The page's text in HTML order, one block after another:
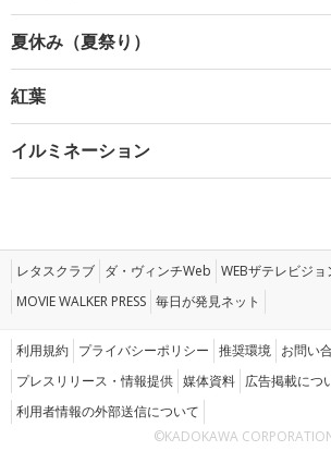
夏休み（夏祭り）
紅葉
イルミネーション
レタスクラブ ダ・ヴィンチWeb WEBザテレビジョ
MOVIE WALKER PRESS 毎日が発見ネット
利用規約 プライバシーポリシー 推奨環境 お問い
プレスリリース・情報提供 媒体資料 広告掲載につ
利用者情報の外部送信について
©KADOKAWA